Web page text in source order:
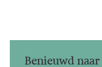
Benieuwd